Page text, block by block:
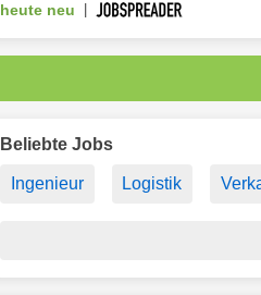
heute neu
Beliebte Jobs
Ingenieur Logistik